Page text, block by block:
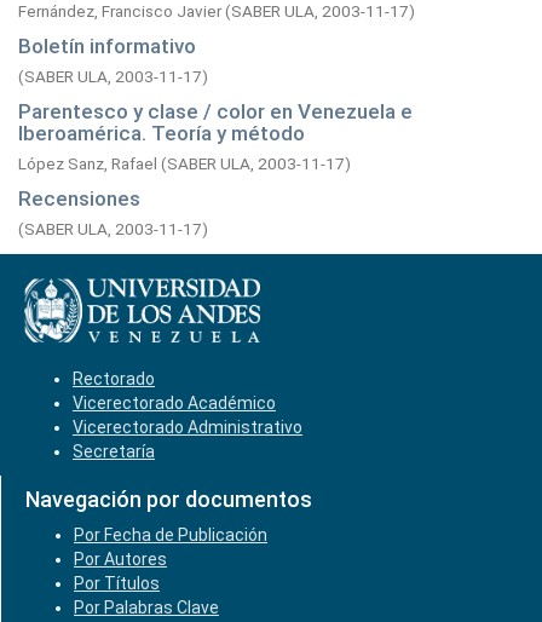
Fernández, Francisco Javier(SABER ULA, 2003-11-17)
Boletín informativo
(SABER ULA, 2003-11-17)
Parentesco y clase / color en Venezuela e
Iberoamérica. Teoría y método
López Sanz, Rafael (SABER ULA, 2003-11-17)
Recensiones
(SABER ULA, 2003-11-17)
Rectorado
Vicerectorado Académico
Vicerectorado Administrativo
Secretaría
Navegación por documentos
Por Fecha de Publicación
Por Autores
Por Títulos
Por Palabras Clave